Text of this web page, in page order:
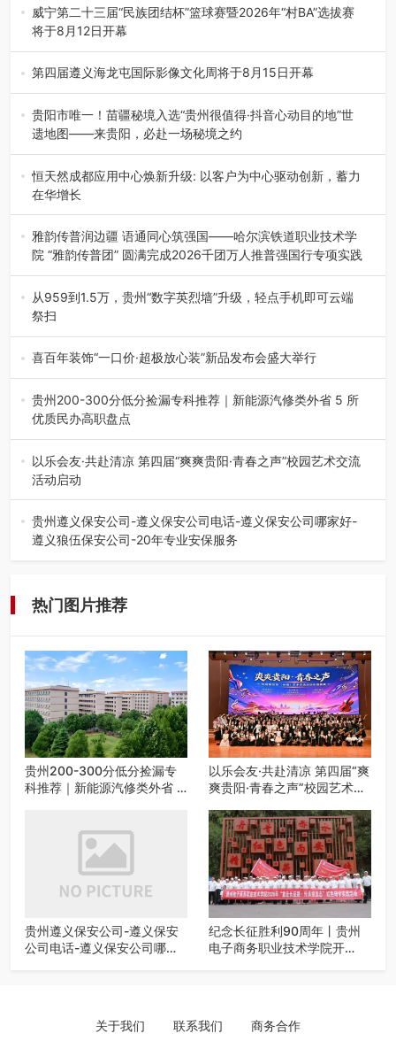
威宁第二十三届“民族团结杯”篮球赛暨2026年“村BA”选拔赛
将于8月12日开幕
8月7日，威宁彝族回族苗族自治县第二十三届“民族团结
杯”篮球赛暨2026年“村B…
第四届遵义海龙屯国际影像文化周将于8月15日开幕
8月7日，第四届遵义海龙屯国际影像文化周媒体通气会在世
界文化遗产地海龙屯核心景区…
贵阳市唯一！苗疆秘境入选“贵州很值得·抖音心动目的地”世
遗地图——来贵阳，必赴一场秘境之约
2026年7月21日，2026年“贵州很值得”暨抖音“心动目的
地”（贵州站）主题…
恒天然成都应用中心焕新升级: 以客户为中心驱动创新，蓄力
在华增长
融合全球研发实力与本土洞察，深化客户共创，赋能西南市
场创新发展 （7月27日，成…
雅韵传普润边疆 语通同心筑强国——哈尔滨铁道职业技术学
院 “雅韵传普团” 圆满完成2026千团万人推普强国行专项实践
为扎实推进2026“千团万人推普强国行”大学生暑期社会实
践，牢牢紧扣 “雅韵传普…
从959到1.5万，贵州“数字英烈墙”升级，轻点手机即可云端
祭扫
八一建军节到来之际，由贵州省退役军人事务厅指导，贵阳
市退役军人事务局联合贵州广电…
喜百年装饰“一口价·超极放心装”新品发布会盛大举行
2026年7月31日，喜百年装饰“一口价·超极放心装”新品发布
会在贵阳隆重举行。…
贵州200-300分低分捡漏专科推荐｜新能源汽修类外省 5 所
优质民办高职盘点
在贵州省高考志愿填报体系中，200至300分数段考生可选择
的省内工科、新能源汽车…
以乐会友·共赴清凉 第四届“爽爽贵阳·青春之声”校园艺术交流
活动启动
七月的贵阳，清风送爽，第四届“爽爽贵阳·青春之声”校园管
弦乐（合唱）艺术交流活动…
贵州遵义保安公司-遵义保安公司电话-遵义保安公司哪家好-
遵义狼伍保安公司-20年专业安保服务
热门图片推荐
贵州200-300分低分捡漏专
科推荐｜新能源汽修类外省 5
以乐会友·共赴清凉 第四届“爽
爽贵阳·青春之声”校园艺术交
贵州遵义保安公司-遵义保安
公司电话-遵义保安公司哪家
纪念长征胜利90周年丨贵州
电子商务职业技术学院开
关于我们 联系我们 商务合作